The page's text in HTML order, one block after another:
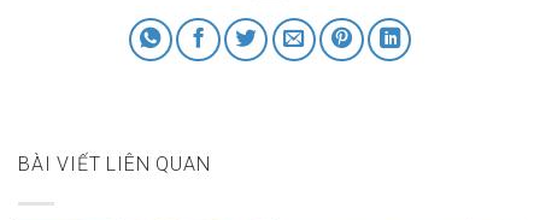
BÀI VIẾT LIÊN QUAN